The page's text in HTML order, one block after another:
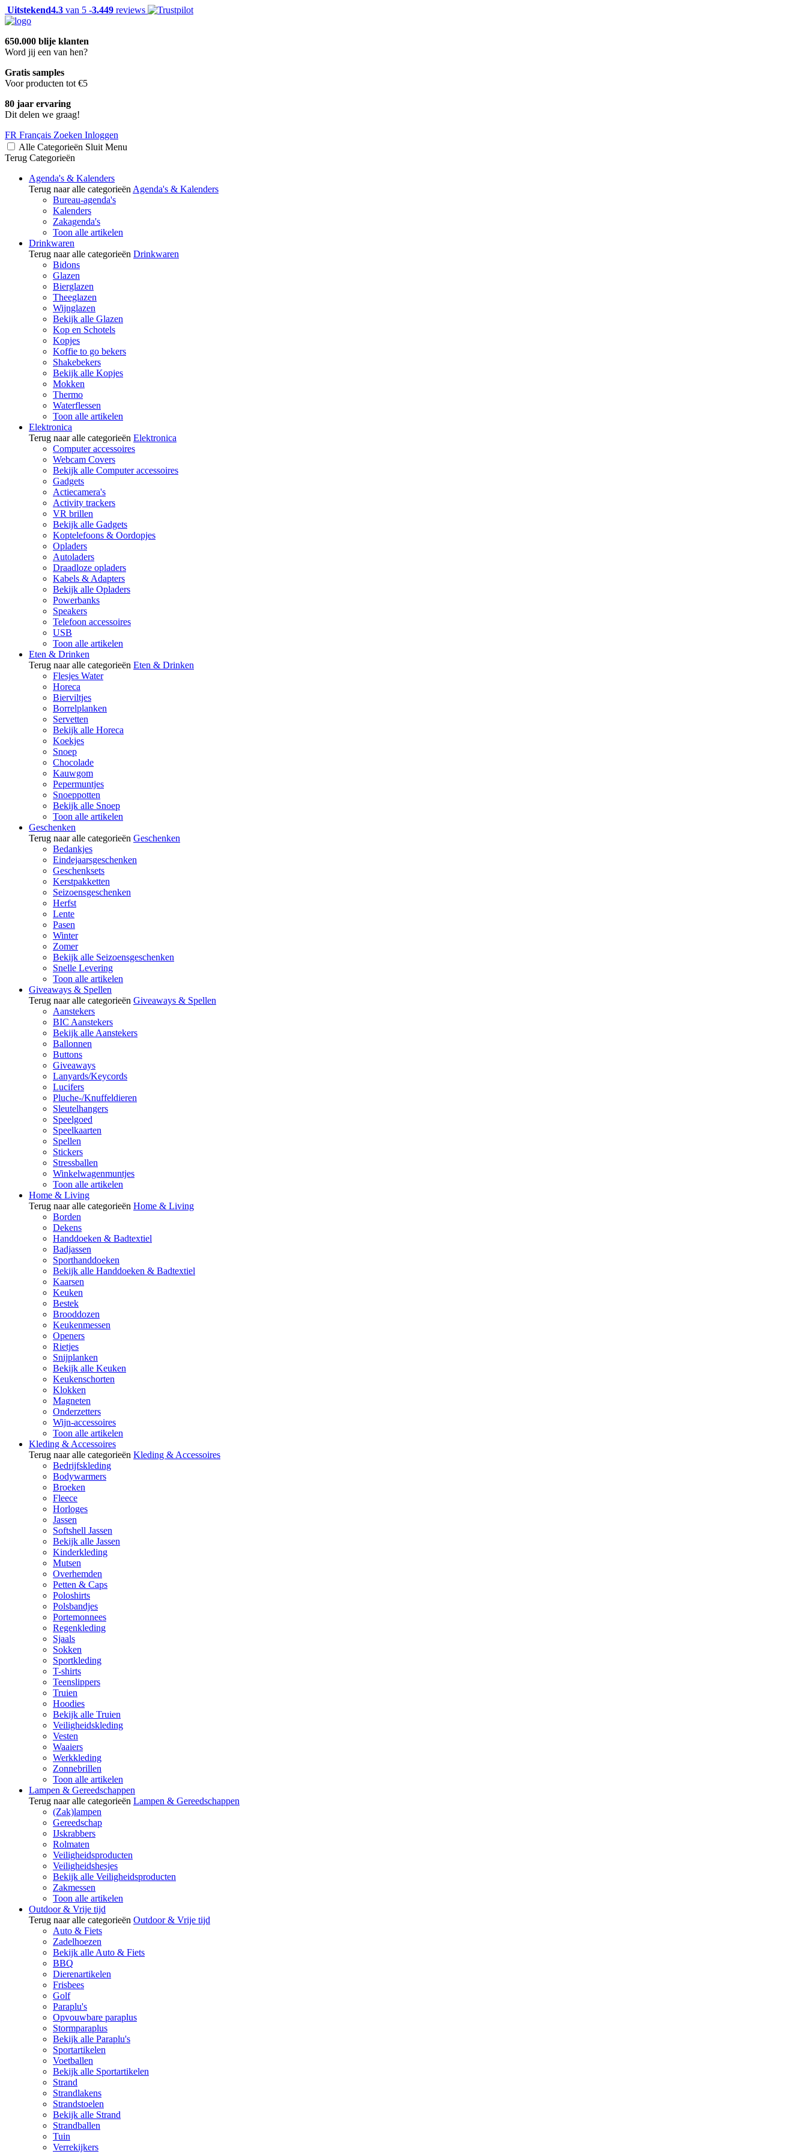
Uitstekend4.3 van 5 -3.449 reviews
650.000 blije klanten
Word jij een van hen?
Gratis samples
Voor producten tot €5
80 jaar ervaring
Dit delen we graag!
FR Français Zoeken Inloggen
Alle Categorieën Sluit Menu
Terug Categorieën
Agenda's & Kalenders
Terug naar alle categorieën Agenda's & Kalenders
Bureau-agenda's
Kalenders
Zakagenda's
Toon alle artikelen
Drinkwaren
Terug naar alle categorieën Drinkwaren
Bidons
Glazen
Bierglazen
Theeglazen
Wijnglazen
Bekijk alle Glazen
Kop en Schotels
Kopjes
Koffie to go bekers
Shakebekers
Bekijk alle Kopjes
Mokken
Thermo
Waterflessen
Toon alle artikelen
Elektronica
Terug naar alle categorieën Elektronica
Computer accessoires
Webcam Covers
Bekijk alle Computer accessoires
Gadgets
Actiecamera's
Activity trackers
VR brillen
Bekijk alle Gadgets
Koptelefoons & Oordopjes
Opladers
Autoladers
Draadloze opladers
Kabels & Adapters
Bekijk alle Opladers
Powerbanks
Speakers
Telefoon accessoires
USB
Toon alle artikelen
Eten & Drinken
Terug naar alle categorieën Eten & Drinken
Flesjes Water
Horeca
Bierviltjes
Borrelplanken
Servetten
Bekijk alle Horeca
Koekjes
Snoep
Chocolade
Kauwgom
Pepermuntjes
Snoeppotten
Bekijk alle Snoep
Toon alle artikelen
Geschenken
Terug naar alle categorieën Geschenken
Bedankjes
Eindejaarsgeschenken
Geschenksets
Kerstpakketten
Seizoensgeschenken
Herfst
Lente
Pasen
Winter
Zomer
Bekijk alle Seizoensgeschenken
Snelle Levering
Toon alle artikelen
Giveaways & Spellen
Terug naar alle categorieën Giveaways & Spellen
Aanstekers
BIC Aanstekers
Bekijk alle Aanstekers
Ballonnen
Buttons
Giveaways
Lanyards/Keycords
Lucifers
Pluche-/Knuffeldieren
Sleutelhangers
Speelgoed
Speelkaarten
Spellen
Stickers
Stressballen
Winkelwagenmuntjes
Toon alle artikelen
Home & Living
Terug naar alle categorieën Home & Living
Borden
Dekens
Handdoeken & Badtextiel
Badjassen
Sporthanddoeken
Bekijk alle Handdoeken & Badtextiel
Kaarsen
Keuken
Bestek
Brooddozen
Keukenmessen
Openers
Rietjes
Snijplanken
Bekijk alle Keuken
Keukenschorten
Klokken
Magneten
Onderzetters
Wijn-accessoires
Toon alle artikelen
Kleding & Accessoires
Terug naar alle categorieën Kleding & Accessoires
Bedrijfskleding
Bodywarmers
Broeken
Fleece
Horloges
Jassen
Softshell Jassen
Bekijk alle Jassen
Kinderkleding
Mutsen
Overhemden
Petten & Caps
Poloshirts
Polsbandjes
Portemonnees
Regenkleding
Sjaals
Sokken
Sportkleding
T-shirts
Teenslippers
Truien
Hoodies
Bekijk alle Truien
Veiligheidskleding
Vesten
Waaiers
Werkkleding
Zonnebrillen
Toon alle artikelen
Lampen & Gereedschappen
Terug naar alle categorieën Lampen & Gereedschappen
(Zak)lampen
Gereedschap
IJskrabbers
Rolmaten
Veiligheidsproducten
Veiligheidshesjes
Bekijk alle Veiligheidsproducten
Zakmessen
Toon alle artikelen
Outdoor & Vrije tijd
Terug naar alle categorieën Outdoor & Vrije tijd
Auto & Fiets
Zadelhoezen
Bekijk alle Auto & Fiets
BBQ
Dierenartikelen
Frisbees
Golf
Paraplu's
Opvouwbare paraplus
Stormparaplus
Bekijk alle Paraplu's
Sportartikelen
Voetballen
Bekijk alle Sportartikelen
Strand
Strandlakens
Strandstoelen
Bekijk alle Strand
Strandballen
Tuin
Verrekijkers